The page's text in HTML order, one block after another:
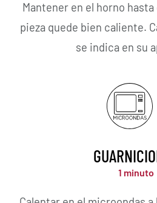
Mantener en el horno
pieza quede bien caliente.
se indica en su
1 minuto